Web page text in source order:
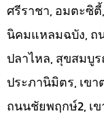
ศรีราชา, อมตะซิตี้
นิคมแหลมฉบัง, ถ
ปลาไหล, สุขสมบู
ประภานิมิตร, เข
ถนนชัยพฤกษ์2, เ